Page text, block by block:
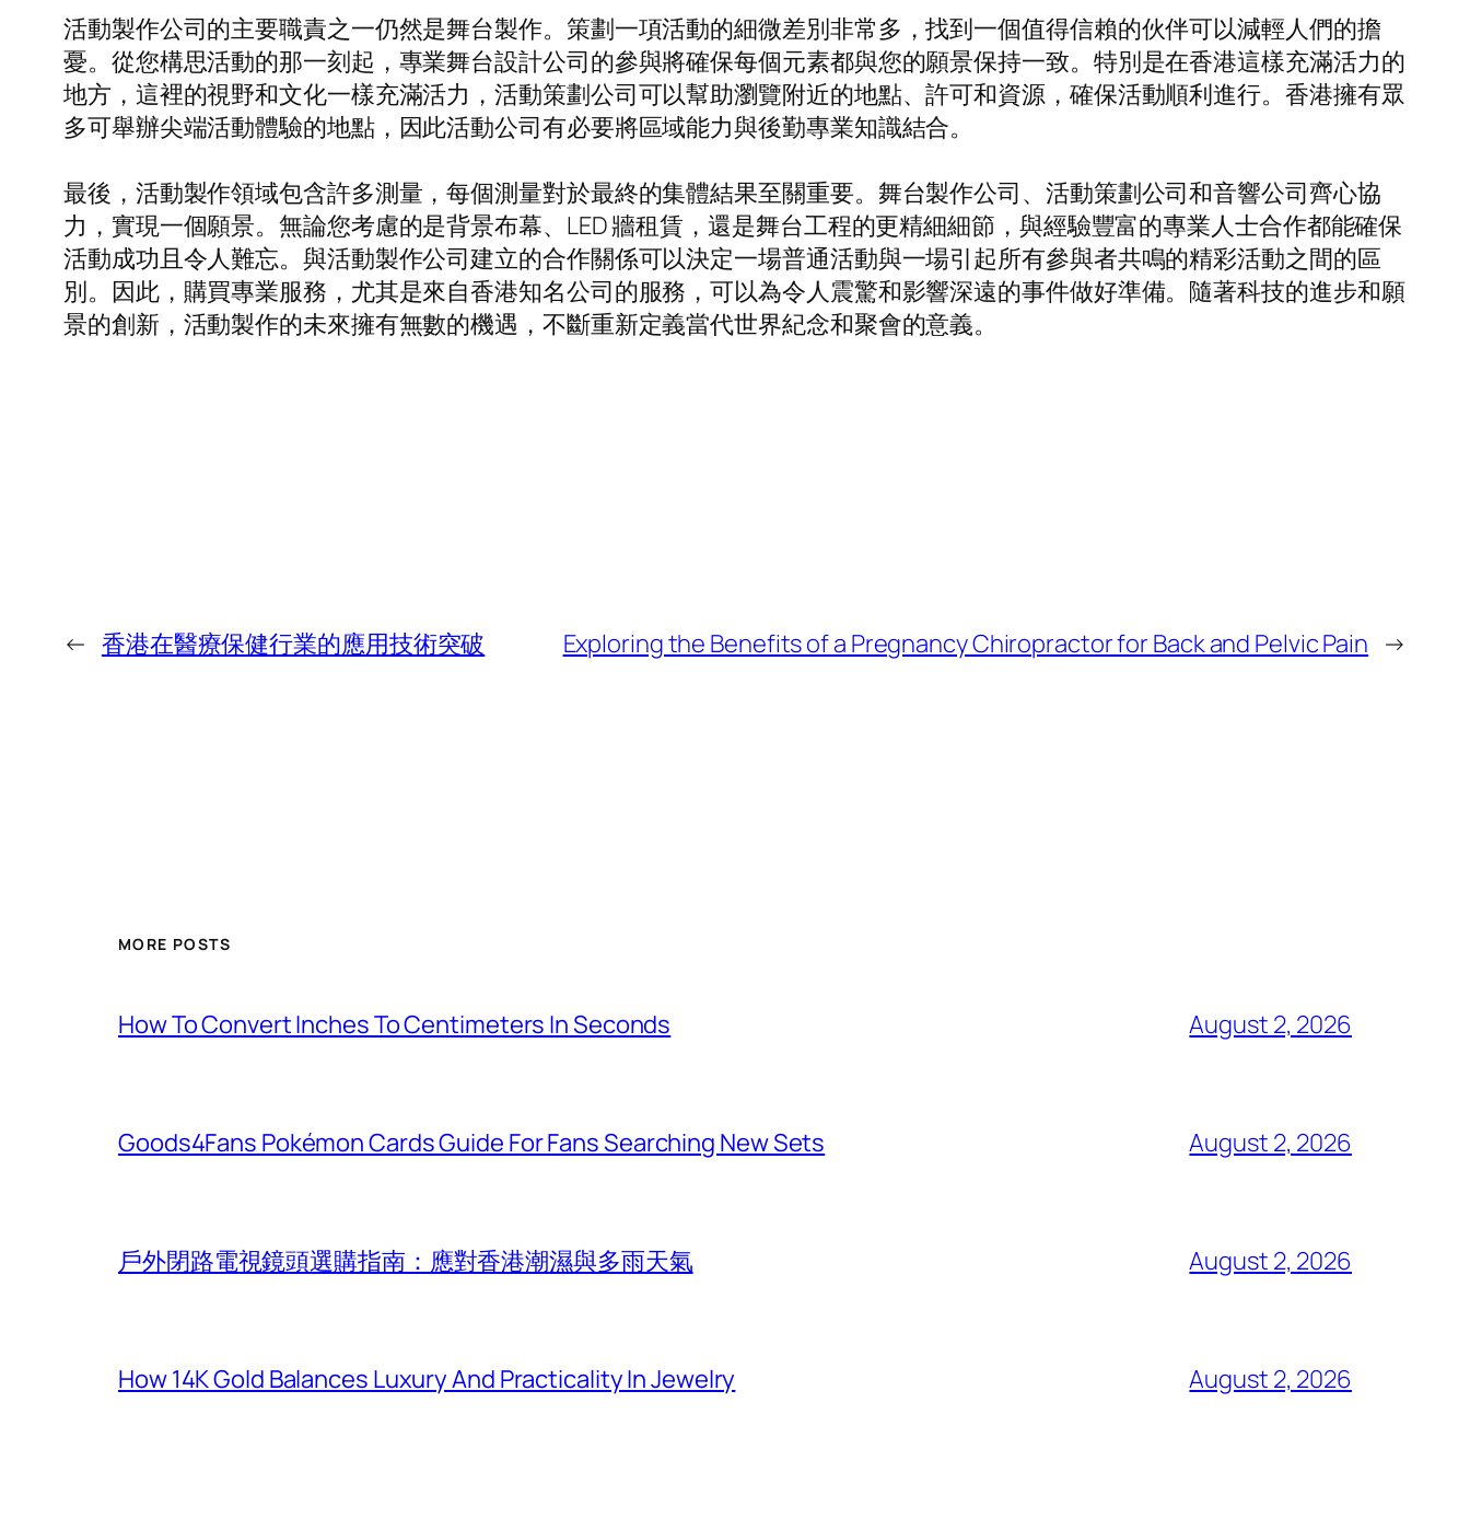
活動製作公司的主要職責之一仍然是舞台製作。策劃一項活動的細微差別非常多，找到一個值得信賴的伙伴可以減輕人們的擔
憂。從您構思活動的那一刻起，專業舞台設計公司的參與將確保每個元素都與您的願景保持一致。特別是在香港這樣充滿活力的
地方，這裡的視野和文化一樣充滿活力，活動策劃公司可以幫助瀏覽附近的地點、許可和資源，確保活動順利進行。香港擁有眾
多可舉辦尖端活動體驗的地點，因此活動公司有必要將區域能力與後勤專業知識結合。
最後，活動製作領域包含許多測量，每個測量對於最終的集體結果至關重要。舞台製作公司、活動策劃公司和音響公司齊心協
力，實現一個願景。無論您考慮的是背景布幕、LED 牆租賃，還是舞台工程的更精細細節，與經驗豐富的專業人士合作都能確保
活動成功且令人難忘。與活動製作公司建立的合作關係可以決定一場普通活動與一場引起所有參與者共鳴的精彩活動之間的區
別。因此，購買專業服務，尤其是來自香港知名公司的服務，可以為令人震驚和影響深遠的事件做好準備。隨著科技的進步和願
景的創新，活動製作的未來擁有無數的機遇，不斷重新定義當代世界紀念和聚會的意義。
← 香港在醫療保健行業的應用技術突破 Exploring the Benefits of a Pregnancy Chiropractor for Back and Pelvic Pain →
MORE POSTS
How To Convert Inches To Centimeters In Seconds August 2, 2026
Goods4Fans Pokémon Cards Guide For Fans Searching New Sets August 2, 2026
戶外閉路電視鏡頭選購指南：應對香港潮濕與多雨天氣 August 2, 2026
How 14K Gold Balances Luxury And Practicality In Jewelry August 2, 2026